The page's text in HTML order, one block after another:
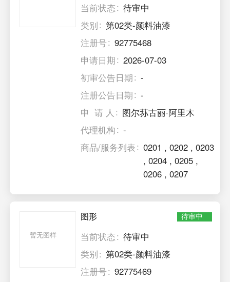
当前状态
待审中
类别
第02类-颜料油漆
注册号
92775468
申请日期
2026-07-03
初审公告日期
-
注册公告日期
-
申 请 人
图尔荪古丽·阿里木
代理机构
-
商品/服务列表
0201 ,0202 ,0203
,0204 ,0205 ,
0206 ,0207
暂无图样
图形 待审中
当前状态
待审中
类别
第02类-颜料油漆
注册号
92775469